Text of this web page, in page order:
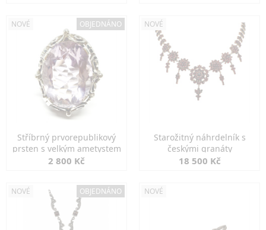
NOVÉ OBJEDNÁNO
Stříbrný prvorepublikový
prsten s velkým ametystem
2 800 Kč
NOVÉ
Starožitný náhrdelník s
českými granáty
18 500 Kč
NOVÉ OBJEDNÁNO NOVÉ